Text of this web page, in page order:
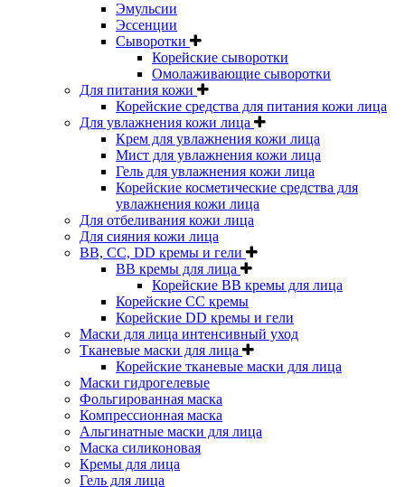
Эмульсии
Эссенции
Сыворотки
Корейские сыворотки
Омолаживающие сыворотки
Для питания кожи
Корейские средства для питания кожи лица
Для увлажнения кожи лица
Крем для увлажнения кожи лица
Мист для увлажнения кожи лица
Гель для увлажнения кожи лица
Корейские косметические средства для
увлажнения кожи лица
Для отбеливания кожи лица
Для сияния кожи лица
BB, CC, DD кремы и гели
BB кремы для лица
Корейские BB кремы для лица
Корейские CC кремы
Корейские DD кремы и гели
Маски для лица интенсивный уход
Тканевые маски для лица
Корейские тканевые маски для лица
Маски гидрогелевые
Фольгированная маска
Компрессионная маска
Альгинатные маски для лица
Маска силиконовая
Кремы для лица
Гель для лица